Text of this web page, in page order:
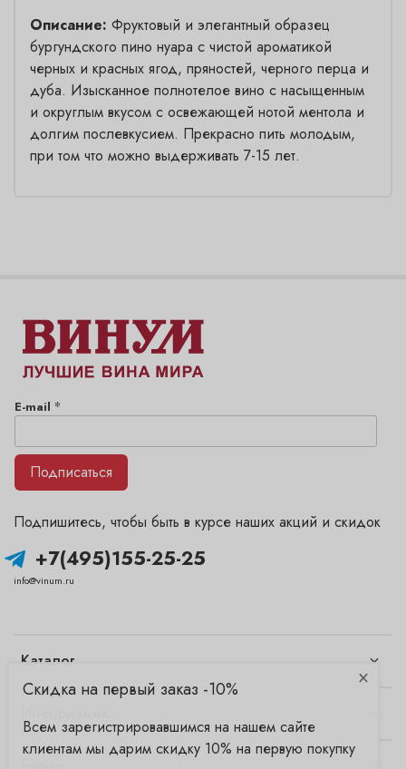
Описание: Фруктовый и элегантный образец
бургундского пино нуара с чистой ароматикой
черных и красных ягод, пряностей, черного перца и
дуба. Изысканное полнотелое вино с насыщенным
и округлым вкусом с освежающей нотой ментола и
долгим послевкусием. Прекрасно пить молодым,
при том что можно выдерживать 7-15 лет.
Каталог
+7(495)155-25-25
info@vinum.ru
Подпишитесь, чтобы быть в курсе наших акций и скидок
E-mail *
Подписаться
×
Скидка на первый заказ -10%
Всем зарегистрировавшимся на нашем сайте
клиентам мы дарим скидку 10% на первую покупку